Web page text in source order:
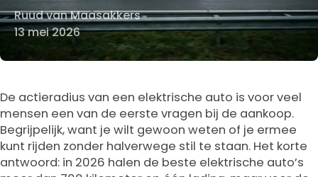
Door
Ruud van Maasakkers
13 mei 2026
De actieradius van een elektrische auto is voor veel
mensen een van de eerste vragen bij de aankoop.
Begrijpelijk, want je wilt gewoon weten of je ermee
kunt rijden zonder halverwege stil te staan. Het korte
antwoord: in 2026 halen de beste elektrische auto’s